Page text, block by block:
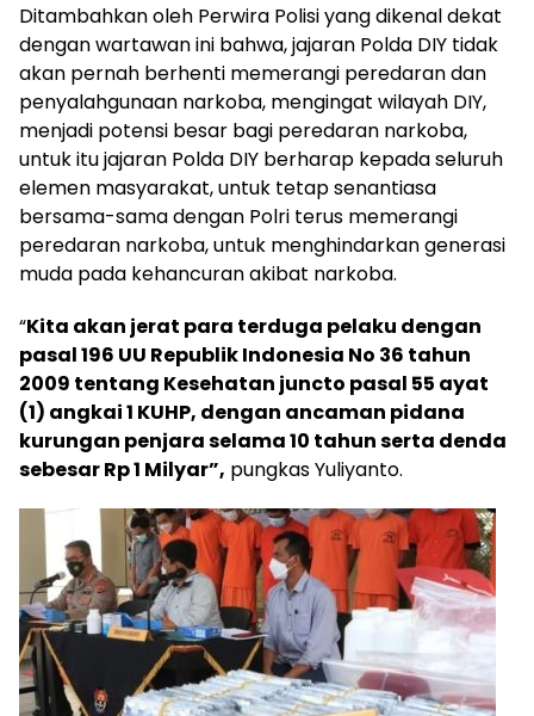
Ditambahkan oleh Perwira Polisi yang dikenal dekat
dengan wartawan ini bahwa, jajaran Polda DIY tidak
akan pernah berhenti memerangi peredaran dan
penyalahgunaan narkoba, mengingat wilayah DIY,
menjadi potensi besar bagi peredaran narkoba,
untuk itu jajaran Polda DIY berharap kepada seluruh
elemen masyarakat, untuk tetap senantiasa
bersama-sama dengan Polri terus memerangi
peredaran narkoba, untuk menghindarkan generasi
muda pada kehancuran akibat narkoba.
“Kita akan jerat para terduga pelaku dengan
pasal 196 UU Republik Indonesia No 36 tahun
2009 tentang Kesehatan juncto pasal 55 ayat
(1) angkai 1 KUHP, dengan ancaman pidana
kurungan penjara selama 10 tahun serta denda
sebesar Rp 1 Milyar”, pungkas Yuliyanto.